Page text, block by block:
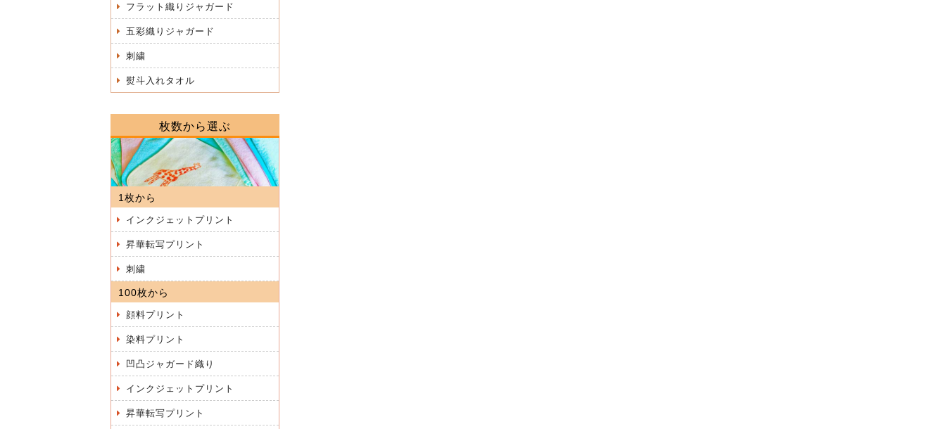
フラット織りジャガード
五彩織りジャガード
刺繍
熨斗入れタオル
枚数から選ぶ
1枚から
インクジェットプリント
昇華転写プリント
刺繍
100枚から
顔料プリント
染料プリント
凹凸ジャガード織り
インクジェットプリント
昇華転写プリント